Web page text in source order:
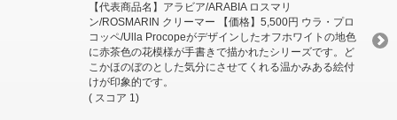
【代表商品名】アラビア/ARABIA ロスマリ
ン/ROSMARIN クリーマー 【価格】5,500円 ウラ・プロ
コッペ/Ulla Procopeがデザインしたオフホワイトの地色
に赤茶色の花模様が手書きで描かれたシリーズです。ど
こかほのぼのとした気分にさせてくれる温かみある絵付
けが印象的です。
( スコア 1)